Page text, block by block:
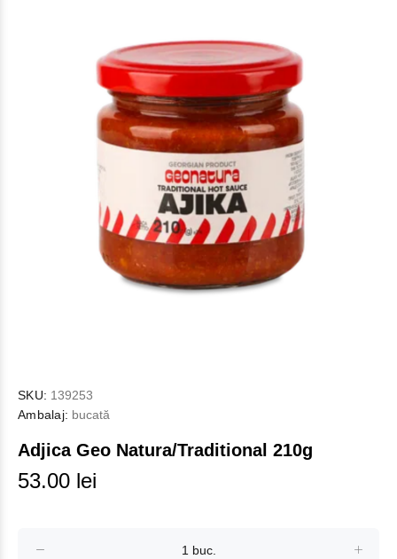
SKU: 139253
Ambalaj: bucată
Adjica Geo Natura/Traditional 210g
53.00 lei